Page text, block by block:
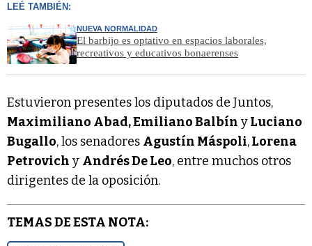
LEÉ TAMBIÉN:
NUEVA NORMALIDAD
El barbijo es optativo en espacios laborales,
recreativos y educativos bonaerenses
Estuvieron presentes los diputados de Juntos,
Maximiliano Abad, Emiliano Balbín yLuciano
Bugallo, los senadores Agustín Máspoli,Lorena
Petrovich y Andrés De Leo, entre muchos otros
dirigentes de la oposición.
TEMAS DE ESTA NOTA: